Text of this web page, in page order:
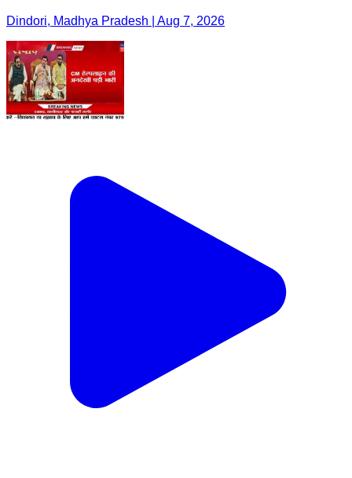
Dindori, Madhya Pradesh | Aug 7, 2026